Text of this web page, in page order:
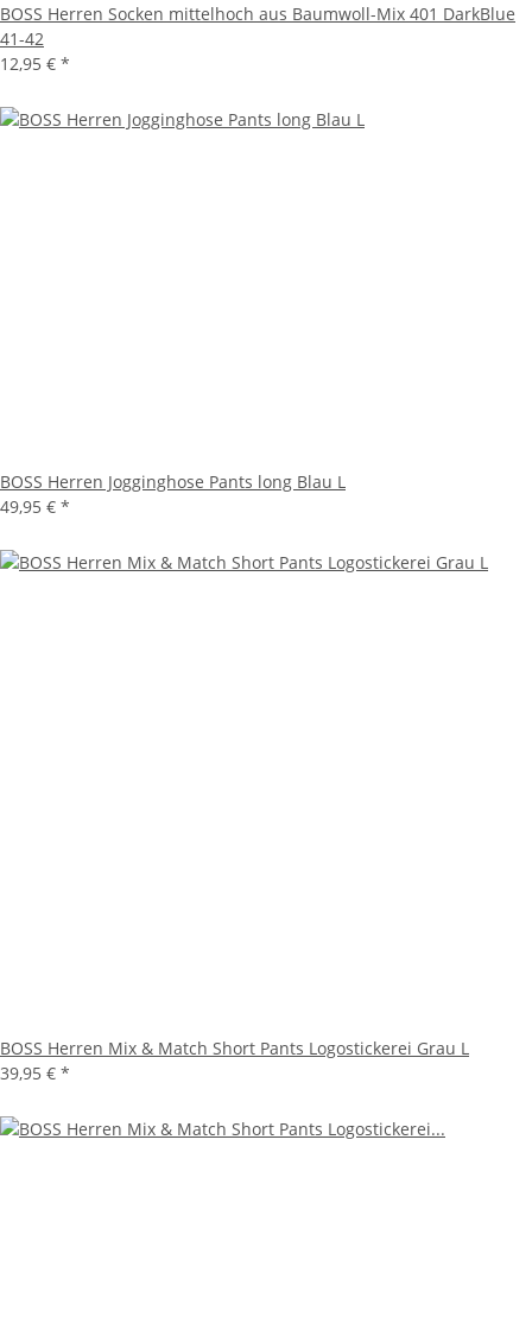
BOSS Herren Socken mittelhoch aus Baumwoll-Mix 401 DarkBlue
41-42
12,95 € *
BOSS Herren Jogginghose Pants long Blau L
49,95 € *
BOSS Herren Mix & Match Short Pants Logostickerei Grau L
39,95 € *